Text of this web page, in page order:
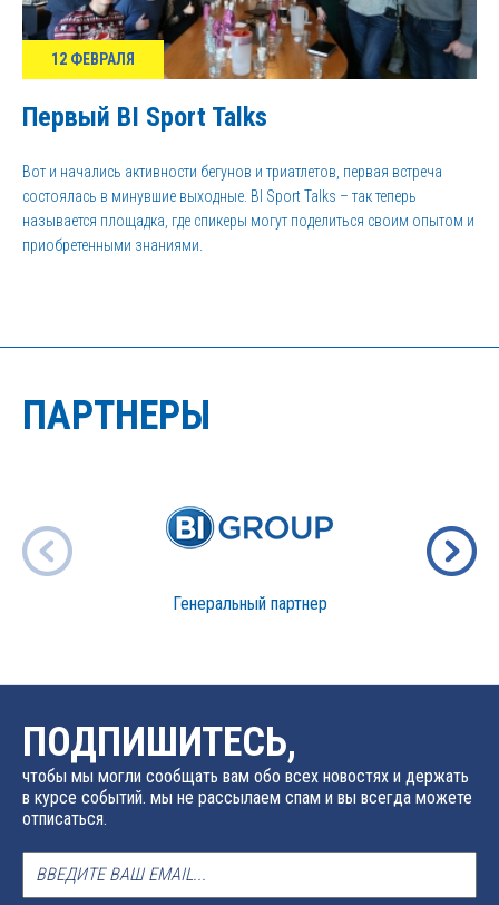
12 ФЕВРАЛЯ
Первый BI Sport Talks
Вот и начались активности бегунов и триатлетов, первая встреча
состоялась в минувшие выходные. BI Sport Talks – так теперь
называется площадка, где спикеры могут поделиться своим опытом и
приобретенными знаниями.
ПАРТНЕРЫ
Генеральный партнер
ПОДПИШИТЕСЬ,
чтобы мы могли сообщать вам обо всех новостях и держать
в курсе событий. мы не рассылаем спам и вы всегда можете
отписаться.